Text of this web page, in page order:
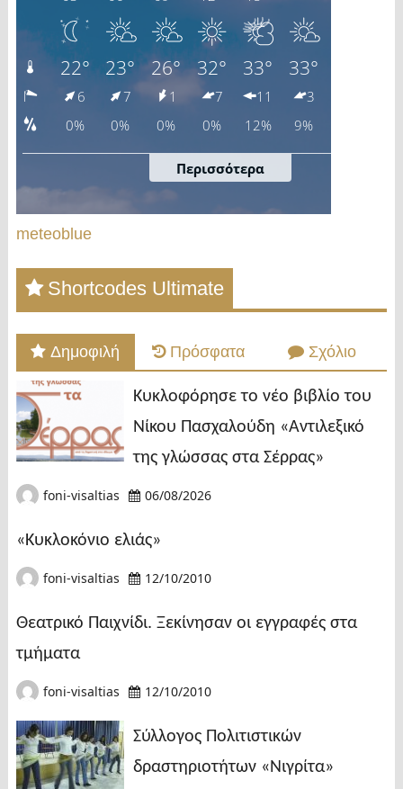
meteoblue
Shortcodes Ultimate
Δημοφιλή Πρόσφατα Σχόλιο
Κυκλοφόρησε το νέο βιβλίο του
Νίκου Πασχαλούδη «Αντιλεξικό
της γλώσσας στα Σέρρας»
foni-visaltias 06/08/2026
«Κυκλοκόνιο ελιάς»
foni-visaltias 12/10/2010
Θεατρικό Παιχνίδι. Ξεκίνησαν οι εγγραφές στα
τμήματα
foni-visaltias 12/10/2010
Σύλλογος Πολιτιστικών
δραστηριοτήτων «Νιγρίτα»